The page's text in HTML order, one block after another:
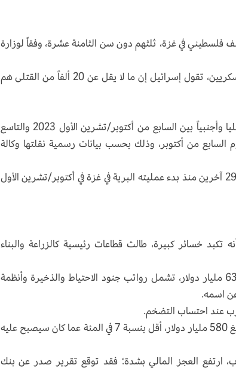
السابع من أكتوبر/تشرين الأول 2023، قُتل أكثر من 67 ألف فلسطيني في غزة، ثلثهم دون سن الثامنة عشرة، وفقاً لوزارة
وبينما لا تميز إحصاءات الوزارة بين القتلى من المدنيين والعسكريين، تقول إسرائيل إن ما لا يقل عن 20 ألفاً من القتلى هم
أما في الجانب الإسرائيلي، فقد قُتل ما لا يقل عن 1665 إسرائيليا وأجنبياً بين السابع من أكتوبر/تشرين الأول 2023 والتاسع
سبتمبر/أيلول 2025، من بينهم 1200 في هجوم السابع من أكتوبر، وذلك بحسب بيانات رسمية نقلتها وكالة
الجيش الإسرائيلي أعلن أيضاً مقتل 466 من جنوده وإصابة 2951 آخرين منذ بدء عمليته البرية في غزة في أكتوبر/تشرين الأول
تكبد خسائر كبيرة، طالت قطاعات رئيسية كالزراعة والبناء
وقد بلغت التكلفة العسكرية للحرب التي امتدت لعامين نحو 63 مليار دولار، تشمل رواتب جنود الاحتياط والذخيرة وأنظمة
اسمه.
عند احتساب التضخم.
وتشير تقديرات بلومبرغ، إلى أن حجم الاقتصاد الإسرائيلي البالغ 580 مليار دولار، أقل بنسبة 7 في المئة عما كان سيصبح عليه
ارتفع العجز المالي بشدة؛ فقد توقع تقرير صدر عن بنك